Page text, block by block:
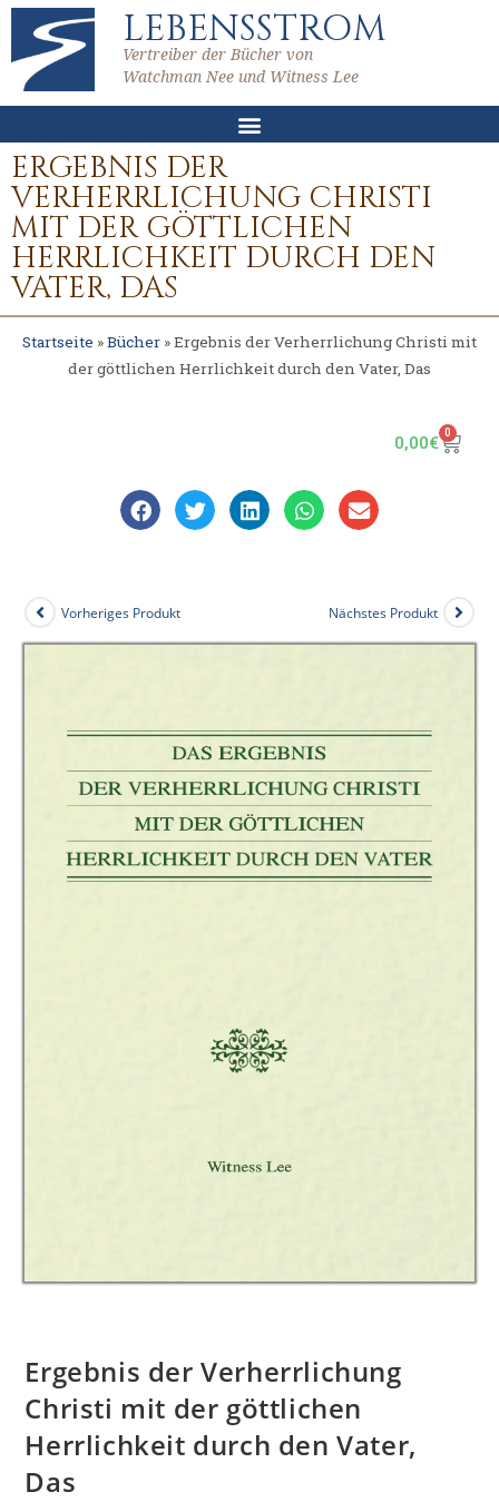
LEBENSSTROM
Vertreiber der Bücher von
Watchman Nee und Witness Lee
ERGEBNIS DER
VERHERRLICHUNG CHRISTI
MIT DER GÖTTLICHEN
HERRLICHKEIT DURCH DEN
VATER, DAS
Startseite »Bücher »Ergebnis der Verherrlichung Christi mit
der göttlichen Herrlichkeit durch den Vater, Das
0,00€ 0
Vorheriges Produkt Nächstes Produkt
Ergebnis der Verherrlichung
Christi mit der göttlichen
Herrlichkeit durch den Vater,
Das